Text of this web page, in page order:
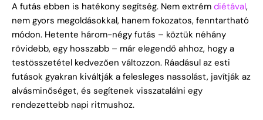
A futás ebben is hatékony segítség. Nem extrém diétával,
nem gyors megoldásokkal, hanem fokozatos, fenntartható
módon. Hetente három-négy futás – köztük néhány
rövidebb, egy hosszabb – már elegendő ahhoz, hogy a
testösszetétel kedvezően változzon. Ráadásul az esti
futások gyakran kiváltják a felesleges nassolást, javítják az
alvásminőséget, és segítenek visszatalálni egy
rendezettebb napi ritmushoz.